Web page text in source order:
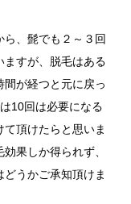
、髭でも２～３回
すが、脱毛はある
が経つと元に戻っ
10回は必要になる
頂けたらと思いま
果しか得られず、
うかご承知頂けま